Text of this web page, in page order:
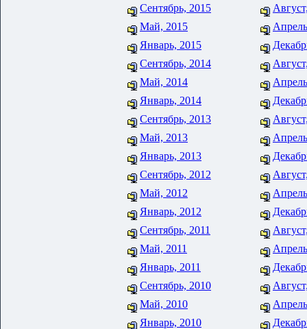
Сентябрь, 2015
Май, 2015
Январь, 2015
Сентябрь, 2014
Май, 2014
Январь, 2014
Сентябрь, 2013
Май, 2013
Январь, 2013
Сентябрь, 2012
Май, 2012
Январь, 2012
Сентябрь, 2011
Май, 2011
Январь, 2011
Сентябрь, 2010
Май, 2010
Январь, 2010